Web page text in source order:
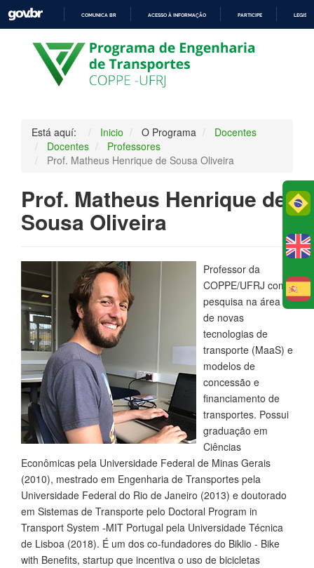
PARA
O
CONTEÚDO
COMUNICA BR ACESSO À INFORMAÇÃO PARTICIPE
Está aquí: Inicio O Programa
Docentes
Docentes
Professores
Prof. Matheus Henrique de Sousa Oliveira
Prof. Matheus Henrique de
Sousa Oliveira
Professor da
COPPE/UFRJ com
pesquisa na área
de novas
tecnologias de
transporte (MaaS) e
modelos de
concessão e
financiamento de
transportes. Possui
graduação em
Ciências
Econômicas pela Universidade Federal de Minas Gerais
(2010), mestrado em Engenharia de Transportes pela
Universidade Federal do Rio de Janeiro (2013) e doutorado
em Sistemas de Transporte pelo Doctoral Program in
Transport System -MIT Portugal pela Universidade Técnica
de Lisboa (2018). É um dos co-fundadores do Biklio - Bike
with Benefits, startup que incentiva o uso de bicicletas